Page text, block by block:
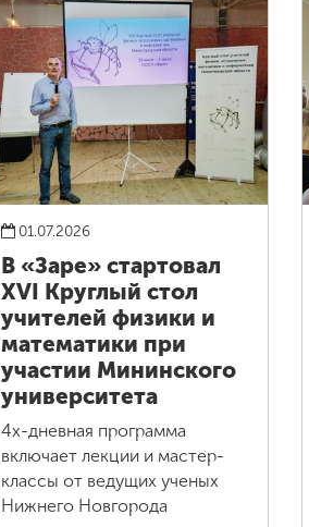
01.07.2026
В «Заре» стартовал
XVI Круглый стол
учителей физики и
математики при
участии Мининского
университета
4х-дневная программа
включает лекции и мастер-
классы от ведущих ученых
Нижнего Новгорода